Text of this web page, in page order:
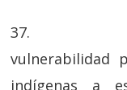
37. Ante
vulnerabilidad
indígenas a